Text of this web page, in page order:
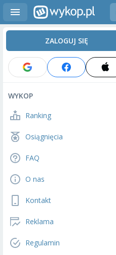
ZALOGUJ SIĘ
WYKOP
Ranking
Osiągnięcia
FAQ
O nas
Kontakt
Reklama
Regulamin